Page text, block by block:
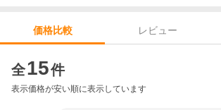
価格比較 レビュー
全15件
表示価格が安い順に表示しています